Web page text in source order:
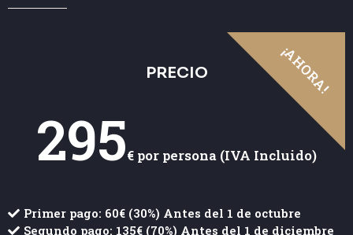
¡AHORA!
PRECIO
295€ por persona (IVA Incluido)
Primer pago: 60€ (30%) Antes del 1 de octubre
Segundo pago: 135€ (70%) Antes del 1 de diciembre